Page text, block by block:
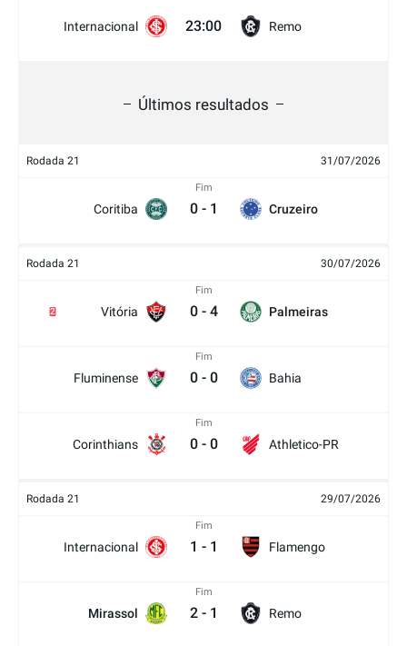
Internacional 23:00 Remo
Últimos resultados
Rodada 21 31/07/2026
Coritiba
Fim
0 - 1 Cruzeiro
Rodada 21 30/07/2026
Vitória
2
Fim
0 - 4 Palmeiras
Fluminense
Fim
0 - 0 Bahia
Corinthians
Fim
0 - 0 Athletico-PR
Rodada 21 29/07/2026
Internacional
Fim
1 - 1 Flamengo
Mirassol
Fim
2 - 1 Remo